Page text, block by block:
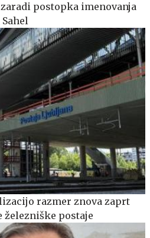
postopka imenovanja
razmer znova zaprt
postaje